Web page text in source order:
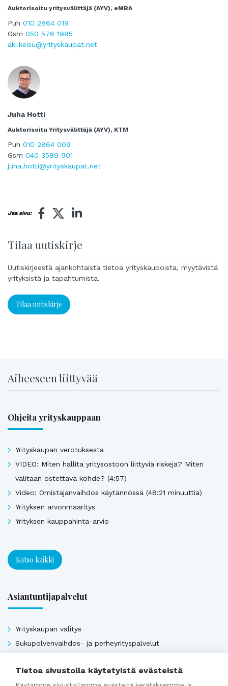
Auktorisoitu yritysvälittäjä (AYV), eMBA
Puh 010 2864 019
Gsm 050 576 1995
aki.keisu@yrityskaupat.net
Juha Hotti
Auktorisoitu Yritysvälittäjä (AYV), KTM
Puh 010 2864 009
Gsm 040 3589 901
juha.hotti@yrityskaupat.net
Jaa sivu:
Tilaa uutiskirje
Uutiskirjeestä ajankohtaista tietoa yrityskaupoista, myytävistä
yrityksistä ja tapahtumista.
Tilaa uutiskirje
Aiheeseen liittyvää
Ohjeita yrityskauppaan
Yrityskaupan verotuksesta
VIDEO: Miten hallita yritysostoon liittyviä riskejä? Miten
valitaan ostettava kohde? (4:57)
Video: Omistajanvaihdos käytännössä (48:21 minuuttia)
Yrityksen arvonmääritys
Yrityksen kauppahinta-arvio
Katso kaikki
Asiantuntijapalvelut
Yrityskaupan välitys
Sukupolvenvaihdos- ja perheyrityspalvelut
Kauppahinta-arvio
Tietoa sivustolla käytetyistä evästeistä